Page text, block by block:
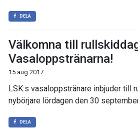
DELA
Välkomna till
Vasaloppstränarna!
15 aug 2017
LSK:s vasaloppstränare inbjuder till
nybörjare lördagen den 30
DELA